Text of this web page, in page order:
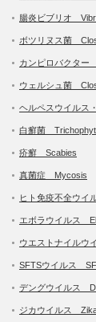
腸炎ビブリオ
ボツリヌス菌
カンピロバクタ
ウェルシュ菌
ヘルペスウイルス
白癬菌
疥癬 Scabies
真菌症 Mycosis
ヒト免疫不全ウイ
エボラウイルス
ウエストナイルウ
SFTSウイルス
デングウイルス
ジカウイルス